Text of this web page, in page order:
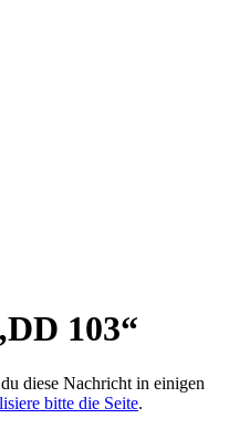
103“
diese Nachricht in einigen
bitte die Seite.